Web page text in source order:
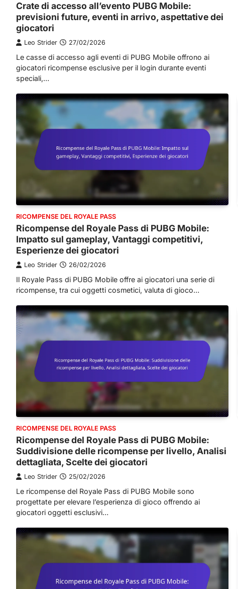
Crate di accesso all’evento PUBG Mobile:
previsioni future, eventi in arrivo, aspettative dei
giocatori
Leo Strider 27/02/2026
Le casse di accesso agli eventi di PUBG Mobile offrono ai
giocatori ricompense esclusive per il login durante eventi
speciali,…
RICOMPENSE DEL ROYALE PASS
Ricompense del Royale Pass di PUBG Mobile:
Impatto sul gameplay, Vantaggi competitivi,
Esperienze dei giocatori
Leo Strider 26/02/2026
Il Royale Pass di PUBG Mobile offre ai giocatori una serie di
ricompense, tra cui oggetti cosmetici, valuta di gioco…
RICOMPENSE DEL ROYALE PASS
Ricompense del Royale Pass di PUBG Mobile:
Suddivisione delle ricompense per livello, Analisi
dettagliata, Scelte dei giocatori
Leo Strider 25/02/2026
Le ricompense del Royale Pass di PUBG Mobile sono
progettate per elevare l’esperienza di gioco offrendo ai
giocatori oggetti esclusivi…